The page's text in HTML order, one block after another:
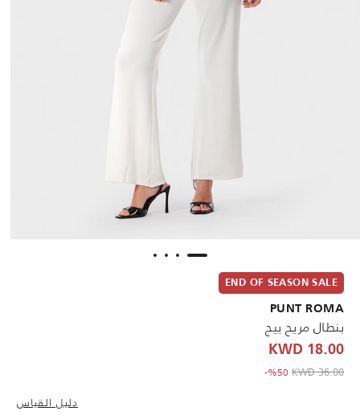
END OF SEASON SALE
PUNT ROMA
بنطال مريح بيج
18.00 KWD
Price reduced from
36.00 KWD
to 18.00 KWD
%50-
دليل القياس